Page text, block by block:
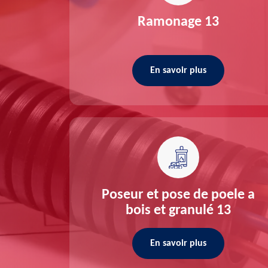
13
13
Ramonage 13
En savoir plus
Poseur et pose de poele a
bois et granulé 13
En savoir plus